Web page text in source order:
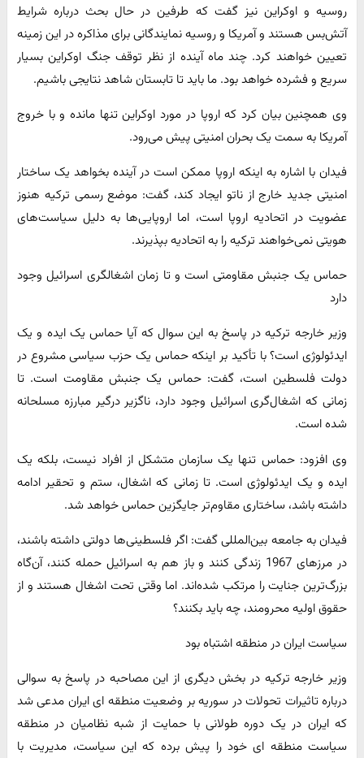
روسیه و اوکراین نیز گفت که طرفین در حال بحث درباره شرایط
آتش‌بس هستند و آمریکا و روسیه نمایندگانی برای مذاکره در این زمینه
تعیین خواهند کرد. چند ماه آینده از نظر توقف جنگ اوکراین بسیار
سریع و فشرده خواهد بود. ما باید تا تابستان شاهد نتایجی باشیم.
وی همچنین بیان کرد که اروپا در مورد اوکراین تنها مانده و با خروج
آمریکا به سمت یک بحران امنیتی پیش می‌رود.
فیدان با اشاره به اینکه اروپا ممکن است در آینده بخواهد یک ساختار
امنیتی جدید خارج از ناتو ایجاد کند، گفت: موضع رسمی ترکیه هنوز
عضویت در اتحادیه اروپا است، اما اروپایی‌ها به دلیل سیاست‌های
هویتی نمی‌خواهند ترکیه را به اتحادیه بپذیرند.
حماس یک جنبش مقاومتی است و تا زمان اشغالگری اسرائیل وجود
دارد
وزیر خارجه ترکیه در پاسخ به این سوال که آیا حماس یک ایده و یک
ایدئولوژی است؟ با تأکید بر اینکه حماس یک حزب سیاسی مشروع در
دولت فلسطین است، گفت: حماس یک جنبش مقاومت است. تا
زمانی که اشغال‌گری اسرائیل وجود دارد، ناگزیر درگیر مبارزه مسلحانه
شده است.
وی افزود: حماس تنها یک سازمان متشکل از افراد نیست، بلکه یک
ایده و یک ایدئولوژی است. تا زمانی که اشغال، ستم و تحقیر ادامه
داشته باشد، ساختاری مقاوم‌تر جایگزین حماس خواهد شد.
فیدان به جامعه بین‌المللی گفت: اگر فلسطینی‌ها دولتی داشته باشند،
در مرزهای 1967 زندگی کنند و باز هم به اسرائیل حمله کنند، آن‌گاه
بزرگ‌ترین جنایت را مرتکب شده‌اند. اما وقتی تحت اشغال هستند و از
حقوق اولیه محرومند، چه باید بکنند؟
سیاست ایران در منطقه اشتباه بود
وزیر خارجه ترکیه در بخش دیگری از این مصاحبه در پاسخ به سوالی
درباره تاثیرات تحولات در سوریه بر وضعیت منطقه ای ایران مدعی شد
که ایران در یک دوره طولانی با حمایت از شبه نظامیان در منطقه
سیاست منطقه ای خود را پیش برده که این سیاست، مدیریت با